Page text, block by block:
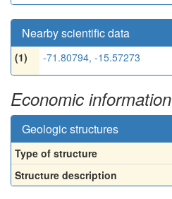
Nearby scientific data
(1) -71.80794, -15.57273
Economic information
Geologic structures
Type of structure
Structure description